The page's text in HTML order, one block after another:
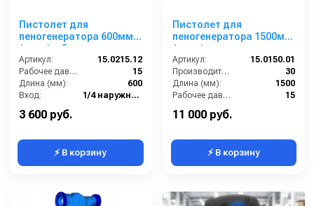
Пистолет для
пеногенератора 600мм.
(нерж) с большим
пенным соплом.
Артикул:
15.0215.12
Рабочее давление (бар):
15
Длина (мм):
600
Вход:
1/4 наружняя резьба
3 600 руб.
⚡ В корзину
Пистолет для
пеногенератора 1500мм
(нерж) с соплом спреера
1,1 мм.
Артикул:
15.0150.01
Производительность (л/мин):
30
Длина (мм):
1500
Рабочее давление (бар):
15
11 000 руб.
⚡ В корзину